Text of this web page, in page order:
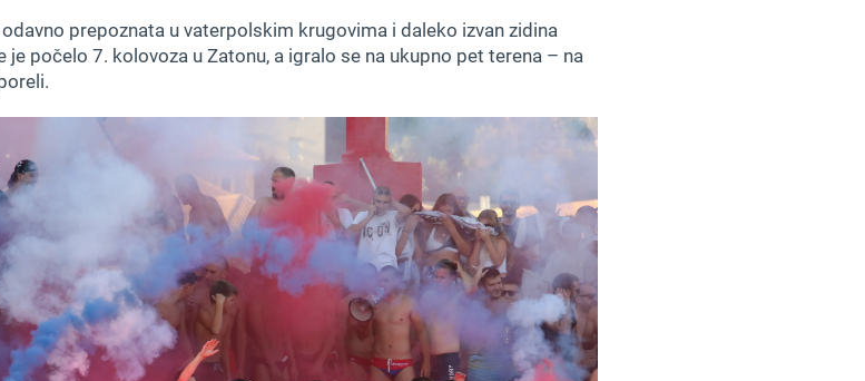
prepoznata u vaterpolskim krugovima i daleko izvan zidina
počelo 7. kolovoza u Zatonu, a igralo se na ukupno pet terena – na